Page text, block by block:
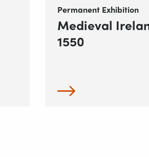
Permanent Exhibition
Medieval
1550